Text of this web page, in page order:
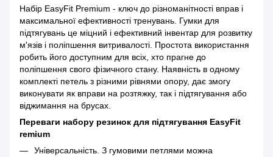
Набір EasyFit Premium - ключ до різноманітності вправ і
максимальної ефективності тренувань. Гумки для
підтягувань це міцний і ефективний інвентар для розвитку
м'язів і поліпшення витривалості. Простота використання
робить його доступним для всіх, хто прагне до
поліпшення свого фізичного стану. Наявність в одному
комплекті петель з різними рівнями опору, дає змогу
виконувати як вправи на розтяжку, так і підтягування або
віджимання на брусах.
Переваги набору резинок для підтягування EasyFit
remium
Універсальність. З гумовими петлями можна